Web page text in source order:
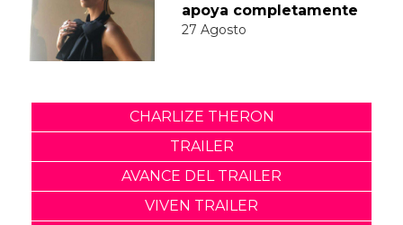
apoya completamente
27 Agosto
CHARLIZE THERON
TRAILER
AVANCE DEL TRAILER
VIVEN TRAILER